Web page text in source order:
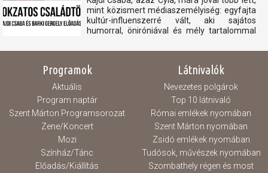
mint közismert médiaszemélyiség: egyfajta
kultúr-influenszerré vált, aki sajátos
humorral, öniróniával és mély tartalommal
történelem és az emberi sorsok világába.
művészettörténésszel,...
Programok
Aktuális
Program naptár
Szent Márton Programsorozat
Zene/Koncert
Mozi
Színház/Tánc
Előadás/Kiállítás
Látnivalók
Nevezetes polgárok
Top 10 látnivaló
Római emlékek nyomában
Szent Márton nyomában
Zsidó emlékek nyomában
Tudósok, művészek nyomában
Szombathely régen és most